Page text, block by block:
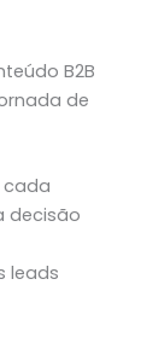
B2B
de
cada
decisão
leads